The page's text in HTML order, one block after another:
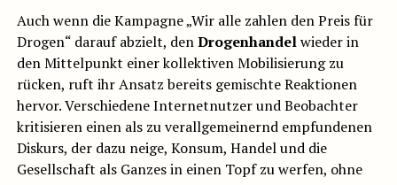
Auch wenn die Kampagne „Wir alle zahlen den Preis für
Drogen“ darauf abzielt, denDrogenhandelwieder in
den Mittelpunkt einer kollektiven Mobilisierung zu
rücken, ruft ihr Ansatz bereits gemischte Reaktionen
hervor. Verschiedene Internetnutzer und Beobachter
kritisieren einen als zu verallgemeinernd empfundenen
Diskurs, der dazu neige, Konsum, Handel und die
Gesellschaft als Ganzes in einen Topf zu werfen, ohne